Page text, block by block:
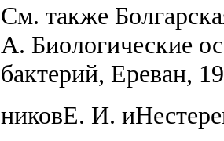
См. также
А. Биологические
бактерий, Ереван,
никовЕ. И.